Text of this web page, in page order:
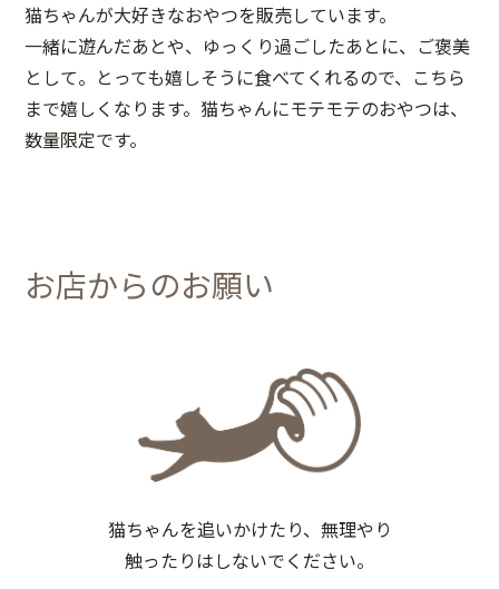
猫ちゃんが大好きなおやつを販売しています。
一緒に遊んだあとや、ゆっくり過ごしたあとに、ご褒美
として。とっても嬉しそうに食べてくれるので、こちら
まで嬉しくなります。猫ちゃんにモテモテのおやつは、
数量限定です。
お店からのお願い
猫ちゃんを追いかけたり、無理やり
触ったりはしないでください。